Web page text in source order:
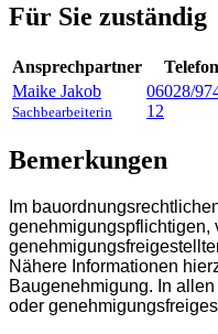
Für Sie zuständig
Ansprechpartner Telefon
Maike Jakob
Sachbearbeiterin
06028/
12
Bemerkungen
Im
genehmigungspflichtigen,
Nähere Informationen
Baugenehmigung. In
oder